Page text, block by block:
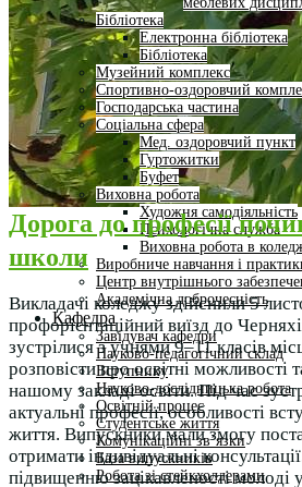
Бібліотека
Електронна бібліотека
Бібліотека
Музейний комплекс
Спортивно-оздоровчий
Господарська частина
Соціальна сфера
Мед. оздоровчий пункт
Гуртожитки
Буфет
Виховна робота
Художня самодіяльність
Психологічна служба
Виховна робота в
Виробниче навчання і
Центр внутрішнього
Академічна доброчесність
Кафедра
Завідувач кафедри
Науково-педагогічний склад
Вступнику
Науково-дослідницька робота
Освітній процес
Студентське життя
Комунікаційні зв’язки
База випускників
Робота зі стейкхолдерами
Дорога до професії
школи
Викладачі коледжу здійснили 5
профорієнтаційний виїзд до
зустрілися з учнями 9–11 класів
розповісти про освітні можливості
нашому закладі освіти. Під час
актуальні професії, особливості
життя. Випускники мали змогу
отримати індивідуальні
підвищенню зацікавленості молоді